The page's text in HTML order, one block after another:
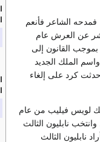
على فرنسا، فمدحه الشاعر فأنعم
عن العرش عام
القانون إلى
الملك الجديد
التي حدثت كرد على إلغاء
عضواً في مجلس الأعيان عام 1845، حكم الملك لويس فيليب من عام
وانتخب نابليون الثالث
هيجو العداء فأراد نابليون الثالث